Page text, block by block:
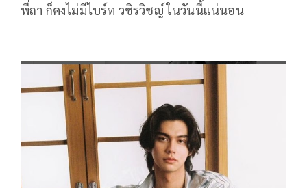
พี่ถา ก็คงไม่มีไบร์ท วชิรวิชญ์ ในวันนี้แน่นอน